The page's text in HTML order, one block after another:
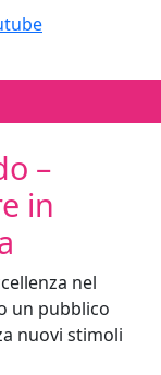
–
in
nel
un pubblico
nuovi stimoli